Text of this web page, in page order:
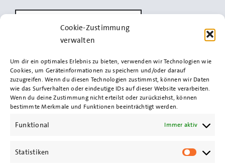
Cookie-Zustimmung
verwalten
Um dir ein optimales Erlebnis zu bieten, verwenden wir Technologien wie
Cookies, um Geräteinformationen zu speichern und/oder darauf
zuzugreifen. Wenn du diesen Technologien zustimmst, können wir Daten
wie das Surfverhalten oder eindeutige IDs auf dieser Website verarbeiten.
Wenn du deine Zustimmung nicht erteilst oder zurückziehst, können
bestimmte Merkmale und Funktionen beeinträchtigt werden.
Funktional Immer aktiv
Statistiken
info@spd-uetersen.de
Impressum
Datenschutz